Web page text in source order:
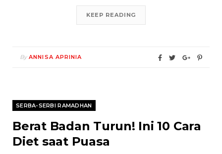
KEEP READING
By ANNISA APRINIA
SERBA-SERBI RAMADHAN
Berat Badan Turun! Ini 10 Cara
Diet saat Puasa